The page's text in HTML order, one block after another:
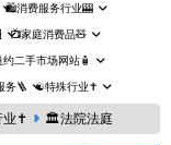
🛍️消费服务行业🎰
📺家庭消费品🧸
约二手市场网站🧴
务🪜 ☯️特殊行业✝️
业✝️ 🏛️法院法庭